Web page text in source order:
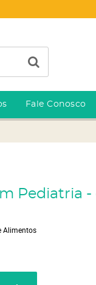
Fale Conosco
Pediatria
Alimentos